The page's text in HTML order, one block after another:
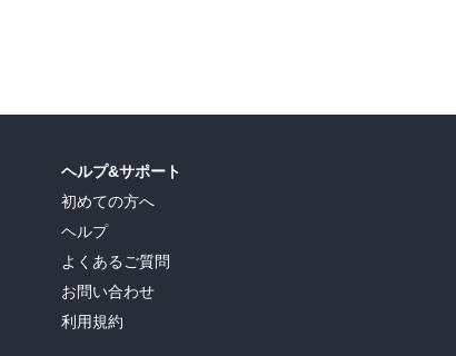
ヘルプ&サポート
初めての方へ
ヘルプ
よくあるご質問
お問い合わせ
利用規約